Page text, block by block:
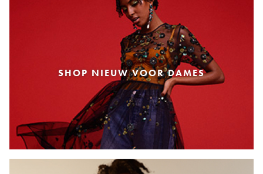
SHOP NIEUW VOOR DAMES